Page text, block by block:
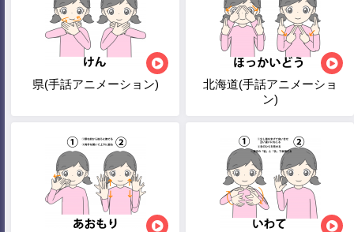
県(手話アニメーション)
北海道(手話アニメーショ
ン)